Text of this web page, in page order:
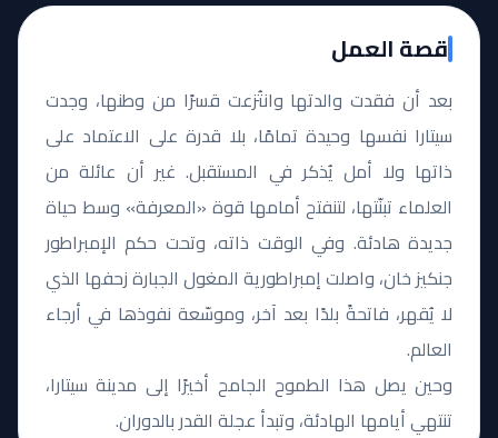
قصة العمل
بعد أن فقدت والدتها وانتُزعت قسرًا من وطنها، وجدت
سيتارا نفسها وحيدة تمامًا، بلا قدرة على الاعتماد على
ذاتها ولا أمل يُذكر في المستقبل. غير أن عائلة من
العلماء تبنّتها، لتنفتح أمامها قوة «المعرفة» وسط حياة
جديدة هادئة. وفي الوقت ذاته، وتحت حكم الإمبراطور
جنكيز خان، واصلت إمبراطورية المغول الجبارة زحفها الذي
لا يُقهر، فاتحةً بلدًا بعد آخر، وموسّعة نفوذها في أرجاء
العالم.
وحين يصل هذا الطموح الجامح أخيرًا إلى مدينة سيتارا،
تنتهي أيامها الهادئة، وتبدأ عجلة القدر بالدوران.